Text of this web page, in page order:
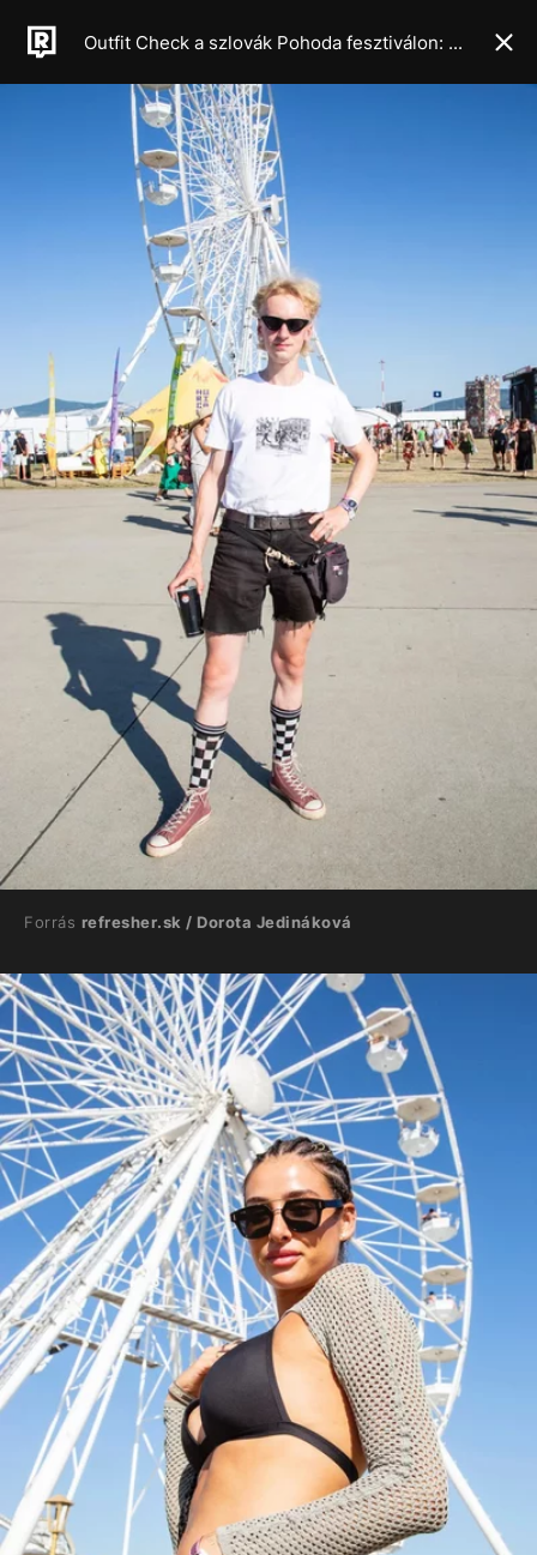
Outfit Check a szlovák Pohoda fesztiválon: van, aki 20 éve ugyanarra a skót szoknyára, más a 4000 eurós Dior táskára esküszik
Forrás refresher.sk / Dorota Jedináková